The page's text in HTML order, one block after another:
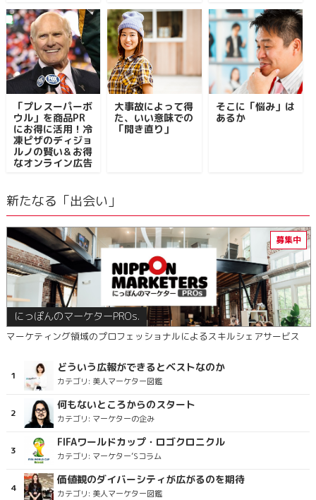
「プレスーパーボ
ウル」を商品PR
にお得に活用！冷
凍ピザのディジョ
ルノの賢い＆お得
なオンライン広告
大事故によって得
た、いい意味での
「開き直り」
そこに「悩み」は
あるか
新たなる「出会い」
にっぽんのマーケターPROs.
マーケティング領域のプロフェッショナルによるスキルシェアサービス
どういう広報ができるとベストなのか
カテゴリ: 美人マーケター図鑑
何もないところからのスタート
カテゴリ: マーケターの企み
FIFAワールドカップ・ロゴクロニクル
カテゴリ: マーケター’Sコラム
価値観のダイバーシティが広がるのを期待
カテゴリ: 美人マーケター図鑑